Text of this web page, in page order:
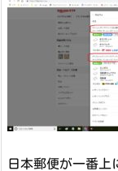
日本郵便が一番上